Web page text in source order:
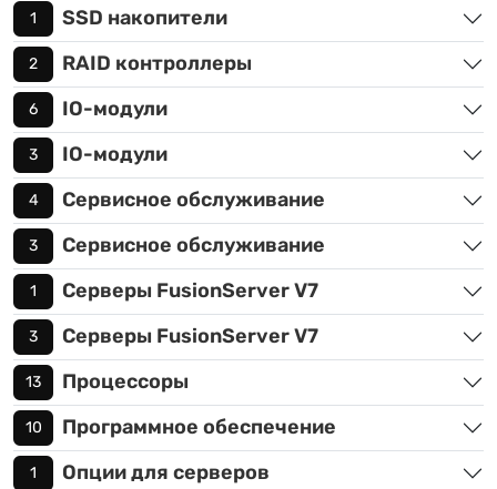
1 SSD накопители
2 RAID контроллеры
6 IO-модули
3 IO-модули
4 Сервисное обслуживание
3 Сервисное обслуживание
1 Серверы FusionServer V7
3 Серверы FusionServer V7
13 Процессоры
10 Программное обеспечение
1 Опции для серверов